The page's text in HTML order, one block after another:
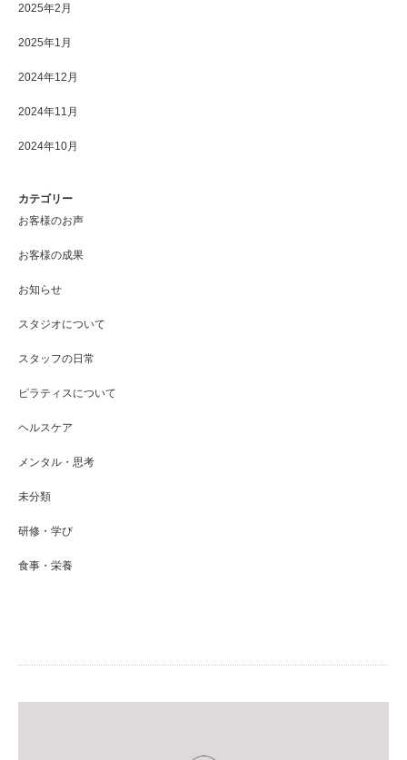
2025年2月
2025年1月
2024年12月
2024年11月
2024年10月
カテゴリー
お客様のお声
お客様の成果
お知らせ
スタジオについて
スタッフの日常
ピラティスについて
ヘルスケア
メンタル・思考
未分類
研修・学び
食事・栄養